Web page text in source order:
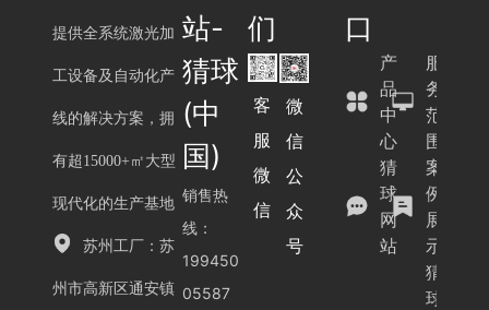
提供全系统激光加
工设备及自动化产
线的解决方案，拥
有超15000+㎡大型
现代化的生产基地
苏州工厂：苏
州市高新区通安镇
站-
猜球
(中
国)
销售热
线：
199450
05587
们
客
服
微
信
微
信
公
众
号
口
产
品
中
心
服
务
范
围
猜
球
网
站
案
例
展
示
猜
球